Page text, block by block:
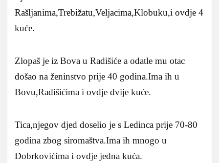
Rašljanima,Trebižatu,Veljacima,Klobuku,i ovdje 4
kuće.
Zlopaš je iz Bova u Radišiće a odatle mu otac
došao na ženinstvo prije 40 godina.Ima ih u
Bovu,Radišićima i ovdje dvije kuće.
Tica,njegov djed doselio je s Ledinca prije 70-80
godina zbog siromaštva.Ima ih mnogo u
Dobrkovićima i ovdje jedna kuća.